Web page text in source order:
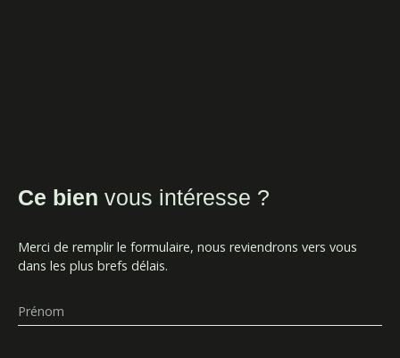
Ce bien vous intéresse ?
Merci de remplir le formulaire, nous reviendrons vers vous
dans les plus brefs délais.
Prénom